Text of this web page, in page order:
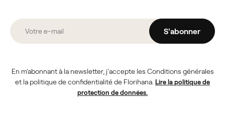
S'abonner
En m’abonnant à la newsletter, j'accepte les Conditions générales
et la politique de confidentialité de Florihana. Lire la politique de
protection de données.